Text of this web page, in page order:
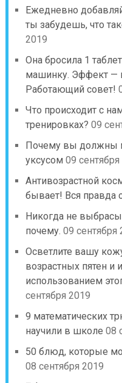
Ежедневно
ты забудешь, что
2019
Она бросила 1
машинку. Эффект —
Работающий совет!
Что происходит с
тренировках? 09
Почему вы должны
уксусом 09
Антивозрастной
бывает! Вся правда
Никогда не
почему. 09 сентября
Осветлите вашу
возрастных пятен
использованием
сентября 2019
9 математических
научили в школе 08
50 блюд, которые
08 сентября 2019